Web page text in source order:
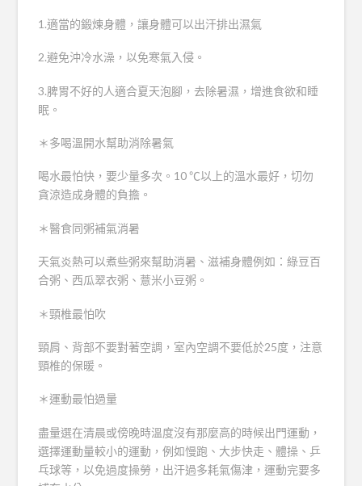
1.適當的鍛煉身體，讓身體可以出汗排出濕氣
2.避免沖冷水澡，以免寒氣入侵。
3.脾胃不好的人適合夏天泡腳，去除暑濕，增進食欲和睡
眠。
＊多喝溫開水幫助消除暑氣
喝水最怕快，要少量多次。10 ℃以上的溫水最好，切勿
貪涼造成身體的負擔。
＊醫食同粥補氣消暑
天氣炎熱可以煮些粥來幫助消暑、滋補身體例如：綠豆百
合粥、西瓜翠衣粥、薏米小豆粥。
＊頸椎最怕吹
頸肩、背部不要對著空調，室內空調不要低於25度，注意
頸椎的保暖。
＊運動最怕過量
盡量選在清晨或傍晚時溫度沒有那麼高的時候出門運動，
選擇運動量較小的運動，例如慢跑、大步快走、體操、乒
乓球等，以免過度操勞，出汗過多耗氣傷津，運動完要多